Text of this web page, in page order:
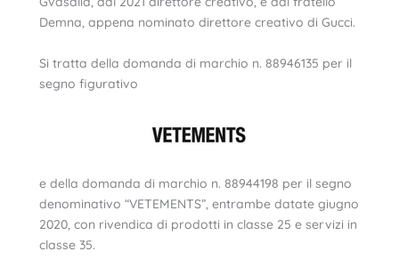
Demna, appena nominato direttore creativo di Gucci.
Si tratta della domanda di marchio n. 88946135 per il
segno figurativo
e della domanda di marchio n. 88944198 per il segno
denominativo “VETEMENTS”, entrambe datate giugno
2020, con rivendica di prodotti in classe 25 e servizi in
classe 35.